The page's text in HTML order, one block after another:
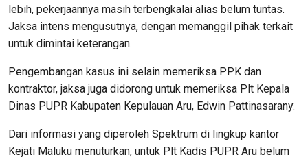
lebih, pekerjaannya masih terbengkalai alias belum tuntas.
Jaksa intens mengusutnya, dengan memanggil pihak terkait
untuk dimintai keterangan.
Pengembangan kasus ini selain memeriksa PPK dan
kontraktor, jaksa juga didorong untuk memeriksa Plt Kepala
Dinas PUPR Kabupaten Kepulauan Aru, Edwin Pattinasarany.
Dari informasi yang diperoleh Spektrum di lingkup kantor
Kejati Maluku menuturkan, untuk Plt Kadis PUPR Aru belum